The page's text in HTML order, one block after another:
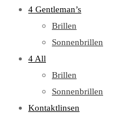
4 Gentleman’s
Brillen
Sonnenbrillen
4 All
Brillen
Sonnenbrillen
Kontaktlinsen